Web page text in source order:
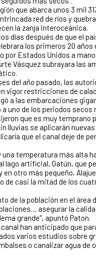
que abarca unos 3 mil
red de ríos y
la zanja interoceánica.
días después de que el
los primeros 20 años
por Estados Unidos a
Vásquez subrayara las
del año pasado, las
vigor restricciones de
a las embarcaciones
uno de los periodos secos
que es muy temprano
lluvias se aplicarán
que el canal deje de
temperatura más alta
lago artificial, Gatún, que
en otro más pequeño,
de casi la mitad de los
de la población en el área
asegurar la
grande”, apuntó Paton.
han anticipado que
varios estudios sobre
o canalizar agua de